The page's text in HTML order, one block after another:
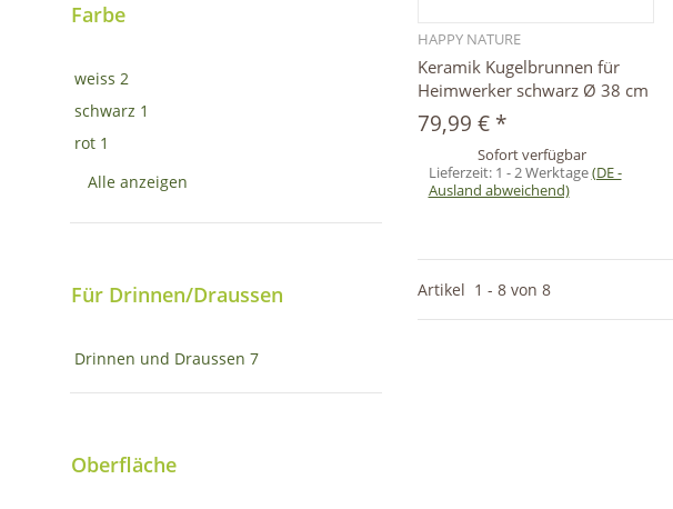
Schnellkauf
HAPPY NATURE
Keramik Kugelbrunnen für
Heimwerker schwarz Ø 38 cm
79,99 € *
Sofort verfügbar
Lieferzeit: 1 - 2 Werktage(DE -
Ausland abweichend)
Artikel 1 - 8von 8
Farbe
weiss 2
schwarz 1
rot 1
Alle anzeigen
Für Drinnen/Draussen
Drinnen und Draussen 7
Oberfläche